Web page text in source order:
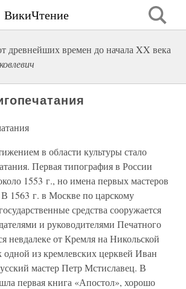
ВикиЧтение
древнейших времен до начала XX века
в области культуры стало
Первая типография в России
1553 г., но имена первых мастеров
1563 г. в Москве по царскому
средства сооружается
и руководителями Печатного
невдалеке от Кремля на Никольской
одной из кремлевских церквей Иван
мастер Петр Мстиславец. В
первая книга «Апостол», хорошо